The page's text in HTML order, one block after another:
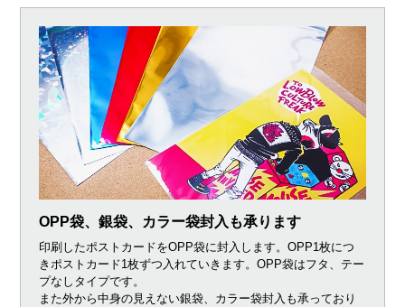
OPP袋、銀袋、カラー袋封入も承ります
印刷したポストカードをOPP袋に封入します。OPP1枚につ
きポストカード1枚ずつ入れていきます。OPP袋はフタ、テー
プなしタイプです。
また外から中身の見えない銀袋、カラー袋封入も承っており